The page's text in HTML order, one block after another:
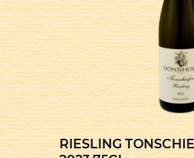
RIESLING